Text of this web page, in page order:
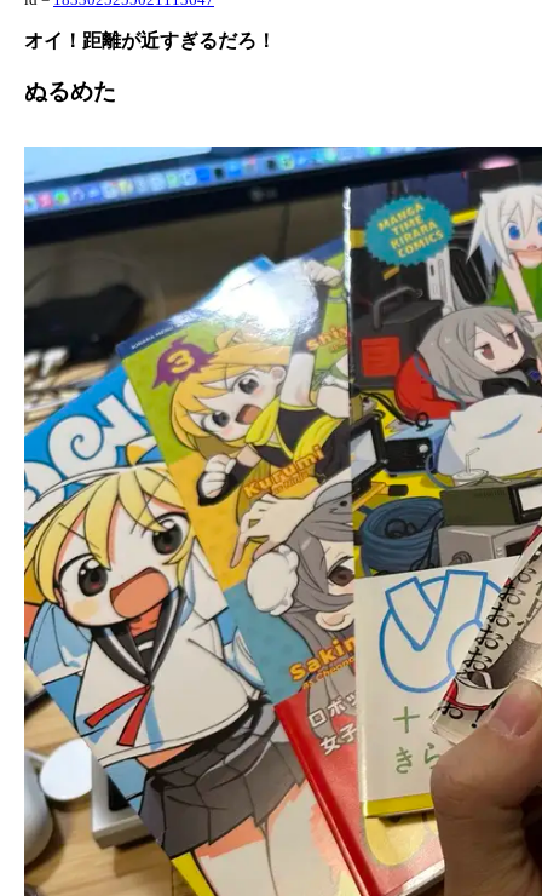
オイ！距離が近すぎるだろ！
ぬるめた